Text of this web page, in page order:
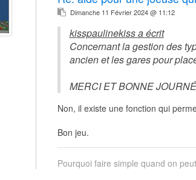
Dimanche 11 Février 2024 @ 11:12
kisspaulinekiss a écrit
Concernant la gestion des
ancien et les gares pour
MERCI ET BONNE
Non, il existe une fonction qui
Bon jeu.
Pourquoi faire simple quand on